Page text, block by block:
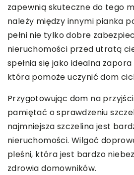
zapewnią skuteczne do tego
należy między innymi pianka
pełni nie tylko dobre
nieruchomości przed utratą
spełnia się jako idealna
która pomoże uczynić dom
Przygotowując dom na
pamiętać o sprawdzeniu
najmniejsza szczelina jest
nieruchomości. Wilgoć
pleśni, która jest bardzo
zdrowia domowników.